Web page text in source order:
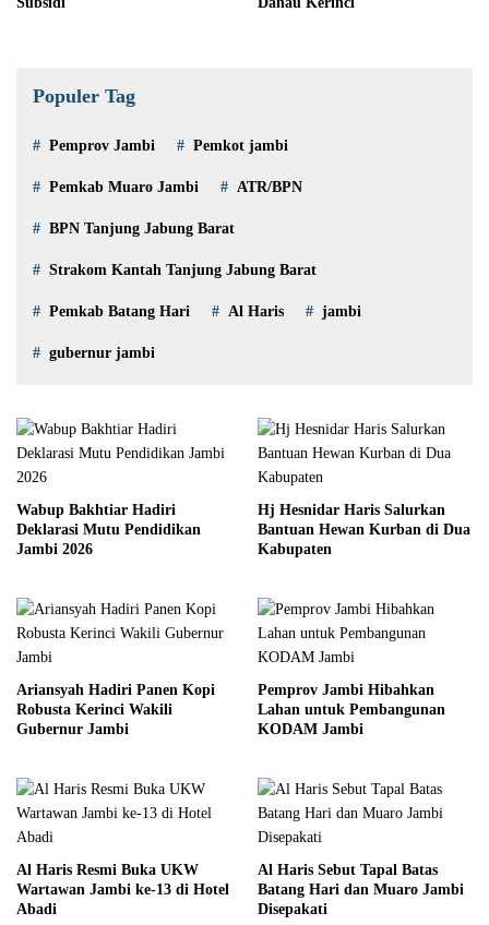
Populer Tag
Pemprov Jambi Pemkot jambi
Pemkab Muaro Jambi ATR/BPN
BPN Tanjung Jabung Barat
Strakom Kantah Tanjung Jabung Barat
Pemkab Batang Hari Al Haris jambi
gubernur jambi
Wabup Bakhtiar Hadiri
Deklarasi Mutu Pendidikan
Jambi 2026
Hj Hesnidar Haris Salurkan
Bantuan Hewan Kurban di Dua
Kabupaten
Ariansyah Hadiri Panen Kopi
Robusta Kerinci Wakili
Gubernur Jambi
Pemprov Jambi Hibahkan
Lahan untuk Pembangunan
KODAM Jambi
Al Haris Resmi Buka UKW
Wartawan Jambi ke-13 di Hotel
Abadi
Al Haris Sebut Tapal Batas
Batang Hari dan Muaro Jambi
Disepakati